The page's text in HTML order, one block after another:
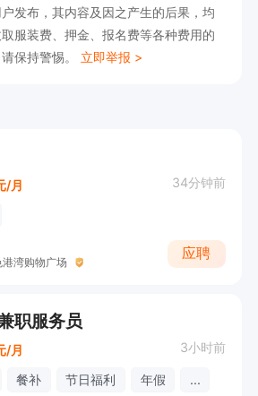
成菜品制作，为美味佳肴的诞
。
发布，其内容及因之产生的后果，均
服装费、押金、报名费等各种费用的
保持警惕。 立即举报 >
/月 34分钟前
湾购物广场
应聘
职服务员
/月 3小时前
餐补 节日福利 年假 ...